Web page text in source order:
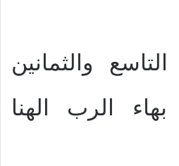
والثمانين
بهاء الرب الهنا